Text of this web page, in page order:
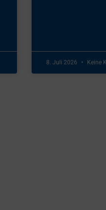
8. Juli 2026 Keine